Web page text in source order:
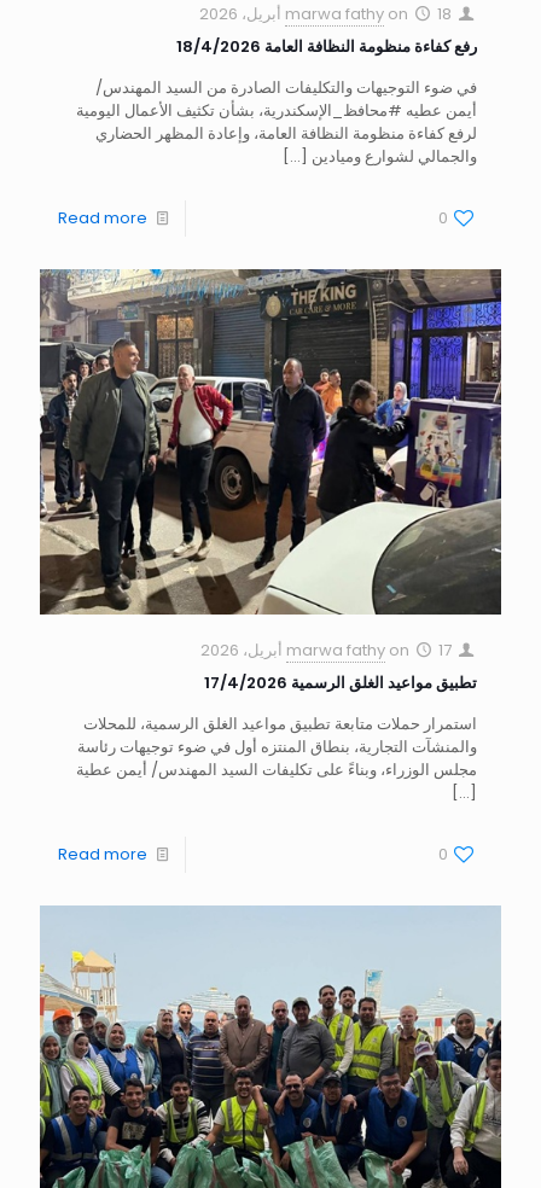
marwa fathy on
18 أبريل، 2026
رفع كفاءة منظومة النظافة العامة 18/4/2026
في ضوء التوجيهات والتكليفات الصادرة من السيد المهندس/
أيمن عطيه #محافظ_الإسكندرية، بشأن تكثيف الأعمال اليومية
لرفع كفاءة منظومة النظافة العامة، وإعادة المظهر الحضاري
والجمالي لشوارع وميادين […]
0
Read more
marwa fathy on
17 أبريل، 2026
تطبيق مواعيد الغلق الرسمية 17/4/2026
استمرار حملات متابعة تطبيق مواعيد الغلق الرسمية، للمحلات
والمنشآت التجارية، بنطاق المنتزه أول في ضوء توجيهات رئاسة
مجلس الوزراء، وبناءً على تكليفات السيد المهندس/ أيمن عطية
[…]
0
Read more